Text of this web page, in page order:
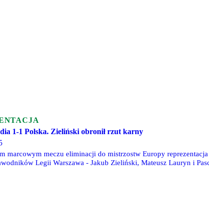
1-1 Polska. Zieliński obronił rzut karny
marcowym meczu eliminacji do mistrzostw Europy
Legii Warszawa - Jakub Zieliński, Mateusz Lauryn i